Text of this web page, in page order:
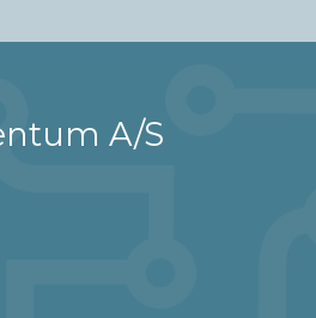
A/S